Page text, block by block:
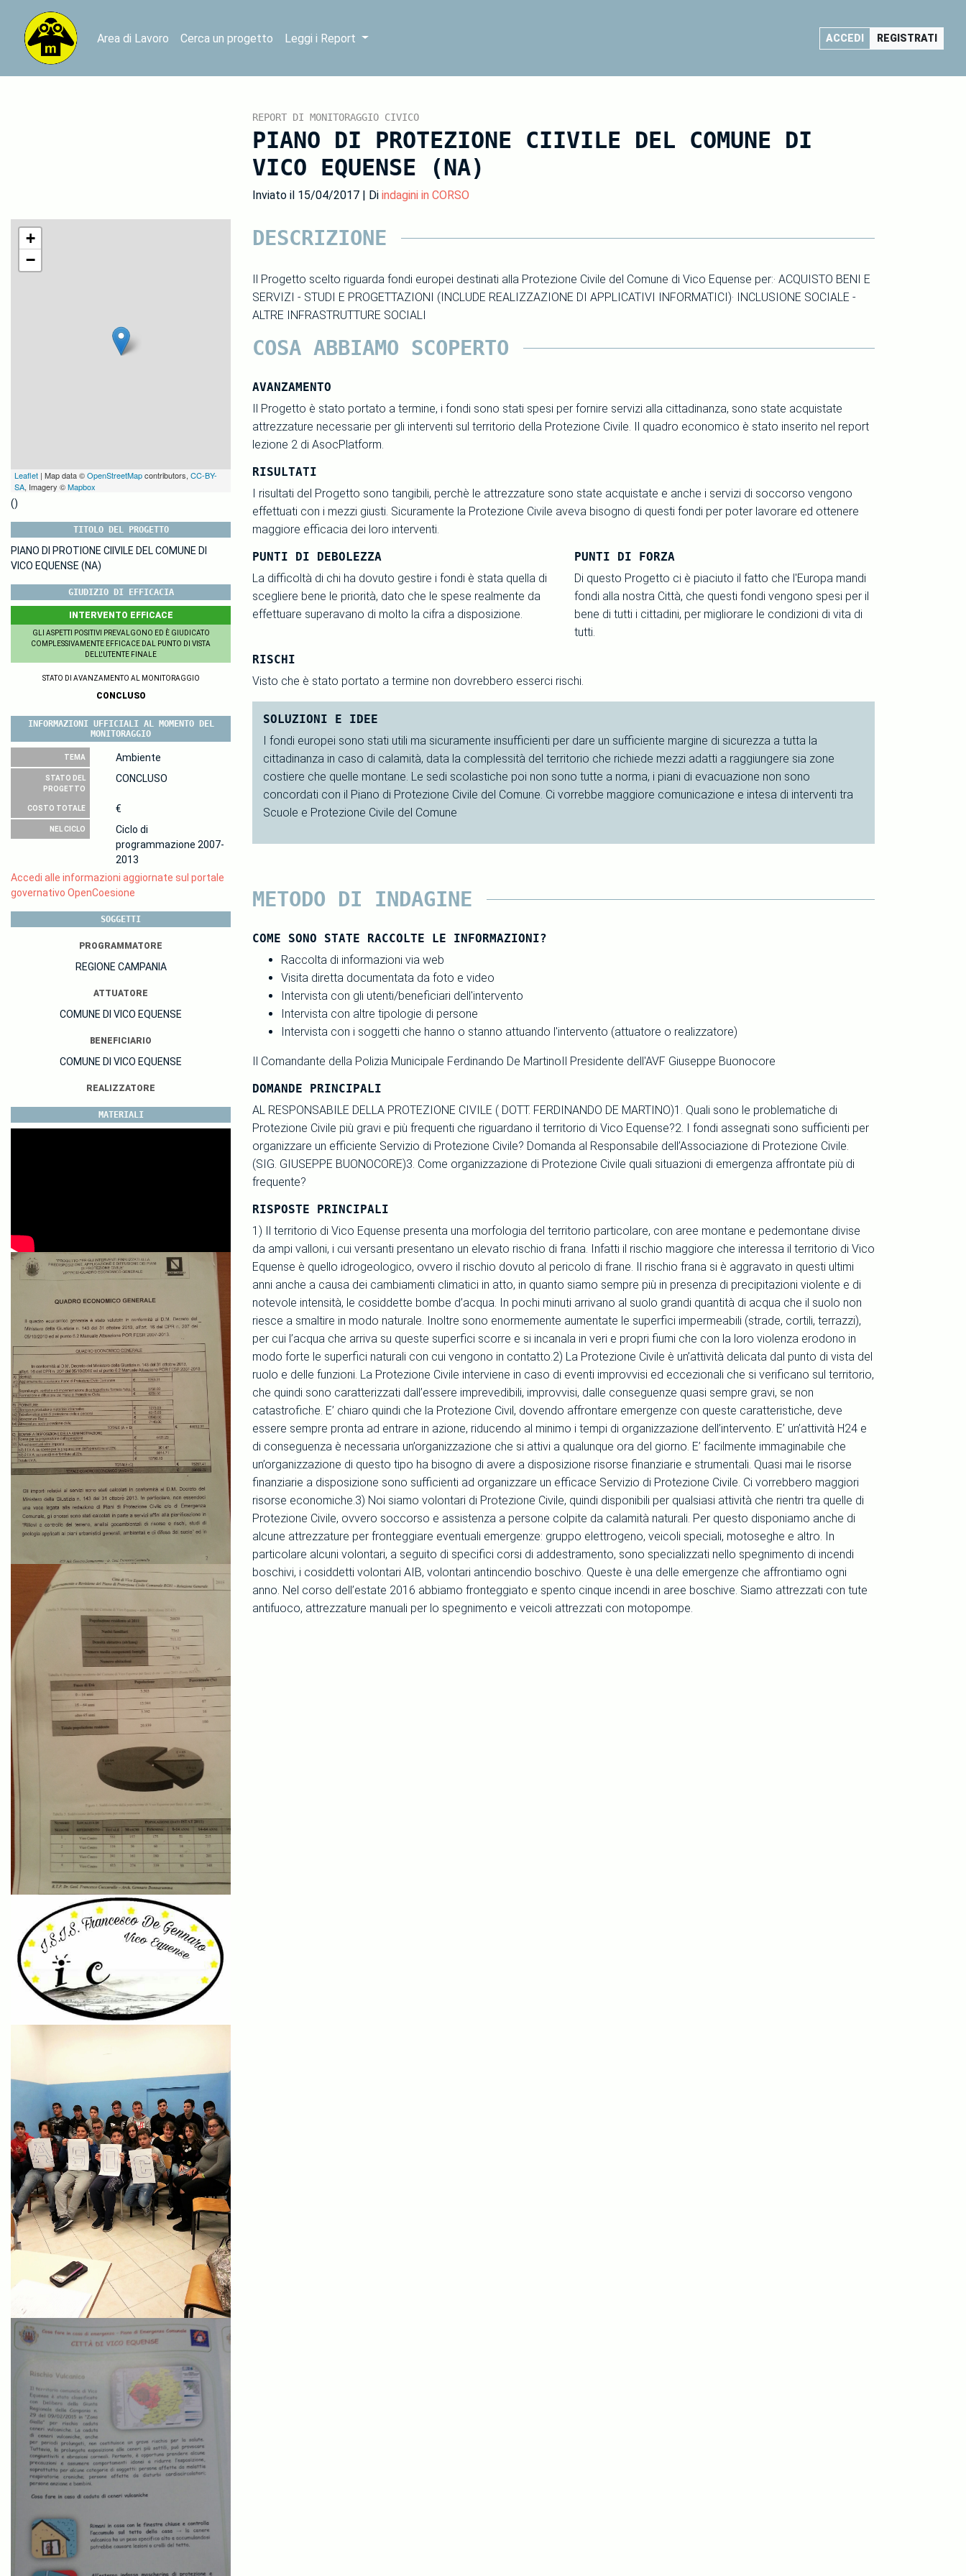
Area di Lavoro Cerca un progetto Leggi i Report ACCEDI REGISTRATI
REPORT DI MONITORAGGIO CIVICO
PIANO DI PROTEZIONE CIIVILE DEL COMUNE DI
VICO EQUENSE (NA)
Inviato il 15/04/2017 | Di indagini in CORSO
+
−
Leaflet | Map data ©OpenStreetMapcontributors, CC-BY-
SA, Imagery ©Mapbox
()
TITOLO DEL PROGETTO
PIANO DI PROTIONE CIIVILE DEL COMUNE DI
VICO EQUENSE (NA)
GIUDIZIO DI EFFICACIA
INTERVENTO EFFICACE
GLI ASPETTI POSITIVI PREVALGONO ED È GIUDICATO
COMPLESSIVAMENTE EFFICACE DAL PUNTO DI VISTA
DELL'UTENTE FINALE
STATO DI AVANZAMENTO AL MONITORAGGIO
CONCLUSO
INFORMAZIONI UFFICIALI AL MOMENTO DEL
MONITORAGGIO
TEMA Ambiente
STATO DEL
PROGETTO
CONCLUSO
COSTO TOTALE €
NEL CICLO
Ciclo di
programmazione 2007-
2013
Accedi alle informazioni aggiornate sul portale
governativo OpenCoesione
SOGGETTI
PROGRAMMATORE
REGIONE CAMPANIA
ATTUATORE
COMUNE DI VICO EQUENSE
BENEFICIARIO
COMUNE DI VICO EQUENSE
REALIZZATORE
MATERIALI
DESCRIZIONE
Il Progetto scelto riguarda fondi europei destinati alla Protezione Civile del Comune di Vico Equense per:· ACQUISTO BENI E
SERVIZI - STUDI E PROGETTAZIONI (INCLUDE REALIZZAZIONE DI APPLICATIVI INFORMATICI)· INCLUSIONE SOCIALE -
ALTRE INFRASTRUTTURE SOCIALI
COSA ABBIAMO SCOPERTO
AVANZAMENTO
Il Progetto è stato portato a termine, i fondi sono stati spesi per fornire servizi alla cittadinanza, sono state acquistate
attrezzature necessarie per gli interventi sul territorio della Protezione Civile. Il quadro economico è stato inserito nel report
lezione 2 di AsocPlatform.
RISULTATI
I risultati del Progetto sono tangibili, perchè le attrezzature sono state acquistate e anche i servizi di soccorso vengono
effettuati con i mezzi giusti. Sicuramente la Protezione Civile aveva bisogno di questi fondi per poter lavorare ed ottenere
maggiore efficacia dei loro interventi.
PUNTI DI DEBOLEZZA
La difficoltà di chi ha dovuto gestire i fondi è stata quella di
scegliere bene le priorità, dato che le spese realmente da
effettuare superavano di molto la cifra a disposizione.
PUNTI DI FORZA
Di questo Progetto ci è piaciuto il fatto che l'Europa mandi
fondi alla nostra Città, che questi fondi vengono spesi per il
bene di tutti i cittadini, per migliorare le condizioni di vita di
tutti.
RISCHI
Visto che è stato portato a termine non dovrebbero esserci rischi.
SOLUZIONI E IDEE
I fondi europei sono stati utili ma sicuramente insufficienti per dare un sufficiente margine di sicurezza a tutta la
cittadinanza in caso di calamità, data la complessità del territorio che richiede mezzi adatti a raggiungere sia zone
costiere che quelle montane. Le sedi scolastiche poi non sono tutte a norma, i piani di evacuazione non sono
concordati con il Piano di Protezione Civile del Comune. Ci vorrebbe maggiore comunicazione e intesa di interventi tra
Scuole e Protezione Civile del Comune
METODO DI INDAGINE
COME SONO STATE RACCOLTE LE INFORMAZIONI?
Raccolta di informazioni via web
Visita diretta documentata da foto e video
Intervista con gli utenti/beneficiari dell'intervento
Intervista con altre tipologie di persone
Intervista con i soggetti che hanno o stanno attuando l'intervento (attuatore o realizzatore)
Il Comandante della Polizia Municipale Ferdinando De MartinoIl Presidente dell'AVF Giuseppe Buonocore
DOMANDE PRINCIPALI
AL RESPONSABILE DELLA PROTEZIONE CIVILE ( DOTT. FERDINANDO DE MARTINO)1. Quali sono le problematiche di
Protezione Civile più gravi e più frequenti che riguardano il territorio di Vico Equense?2. I fondi assegnati sono sufficienti per
organizzare un efficiente Servizio di Protezione Civile? Domanda al Responsabile dell’Associazione di Protezione Civile.
(SIG. GIUSEPPE BUONOCORE)3. Come organizzazione di Protezione Civile quali situazioni di emergenza affrontate più di
frequente?
RISPOSTE PRINCIPALI
1) Il territorio di Vico Equense presenta una morfologia del territorio particolare, con aree montane e pedemontane divise
da ampi valloni, i cui versanti presentano un elevato rischio di frana. Infatti il rischio maggiore che interessa il territorio di Vico
Equense è quello idrogeologico, ovvero il rischio dovuto al pericolo di frane. Il rischio frana si è aggravato in questi ultimi
anni anche a causa dei cambiamenti climatici in atto, in quanto siamo sempre più in presenza di precipitazioni violente e di
notevole intensità, le cosiddette bombe d’acqua. In pochi minuti arrivano al suolo grandi quantità di acqua che il suolo non
riesce a smaltire in modo naturale. Inoltre sono enormemente aumentate le superfici impermeabili (strade, cortili, terrazzi),
per cui l’acqua che arriva su queste superfici scorre e si incanala in veri e propri fiumi che con la loro violenza erodono in
modo forte le superfici naturali con cui vengono in contatto.2) La Protezione Civile è un’attività delicata dal punto di vista del
ruolo e delle funzioni. La Protezione Civile interviene in caso di eventi improvvisi ed eccezionali che si verificano sul territorio,
che quindi sono caratterizzati dall’essere imprevedibili, improvvisi, dalle conseguenze quasi sempre gravi, se non
catastrofiche. E’ chiaro quindi che la Protezione Civil, dovendo affrontare emergenze con queste caratteristiche, deve
essere sempre pronta ad entrare in azione, riducendo al minimo i tempi di organizzazione dell’intervento. E’ un’attività H24 e
di conseguenza è necessaria un’organizzazione che si attivi a qualunque ora del giorno. E’ facilmente immaginabile che
un’organizzazione di questo tipo ha bisogno di avere a disposizione risorse finanziarie e strumentali. Quasi mai le risorse
finanziarie a disposizione sono sufficienti ad organizzare un efficace Servizio di Protezione Civile. Ci vorrebbero maggiori
risorse economiche.3) Noi siamo volontari di Protezione Civile, quindi disponibili per qualsiasi attività che rientri tra quelle di
Protezione Civile, ovvero soccorso e assistenza a persone colpite da calamità naturali. Per questo disponiamo anche di
alcune attrezzature per fronteggiare eventuali emergenze: gruppo elettrogeno, veicoli speciali, motoseghe e altro. In
particolare alcuni volontari, a seguito di specifici corsi di addestramento, sono specializzati nello spegnimento di incendi
boschivi, i cosiddetti volontari AIB, volontari antincendio boschivo. Queste è una delle emergenze che affrontiamo ogni
anno. Nel corso dell’estate 2016 abbiamo fronteggiato e spento cinque incendi in aree boschive. Siamo attrezzati con tute
antifuoco, attrezzature manuali per lo spegnimento e veicoli attrezzati con motopompe.